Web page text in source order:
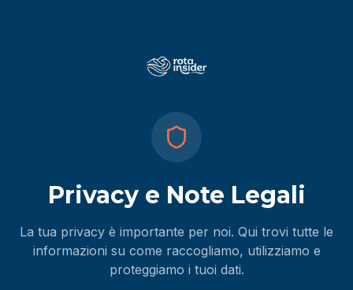
Privacy e Note Legali
La tua privacy è importante per noi. Qui trovi tutte le
informazioni su come raccogliamo, utilizziamo e
proteggiamo i tuoi dati.